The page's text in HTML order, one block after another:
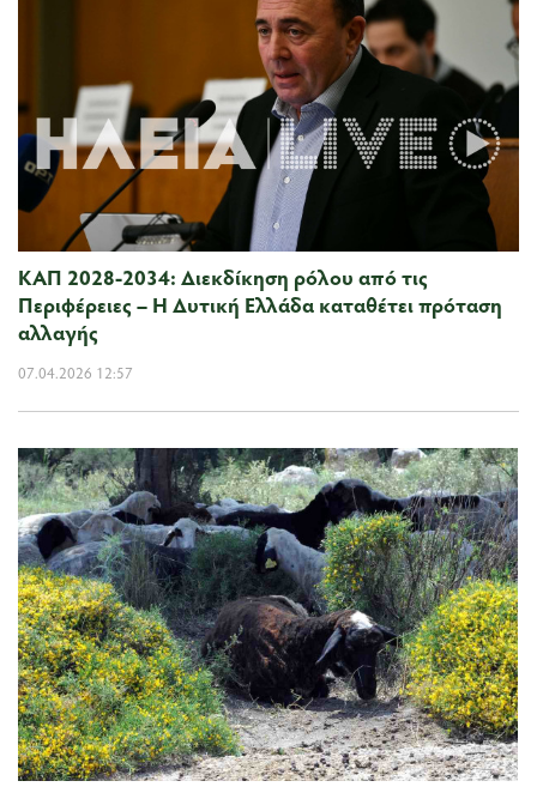
ΚΑΠ 2028-2034: Διεκδίκηση ρόλου από τις
Περιφέρειες – Η Δυτική Ελλάδα καταθέτει πρόταση
αλλαγής
07.04.2026 12:57